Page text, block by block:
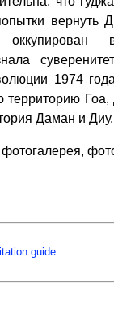
вернуть
1974
территорию
Даман и Диу.
guide